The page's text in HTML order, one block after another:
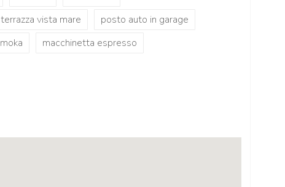
terrazza vista mare
posto auto in garage
moka
macchinetta espresso